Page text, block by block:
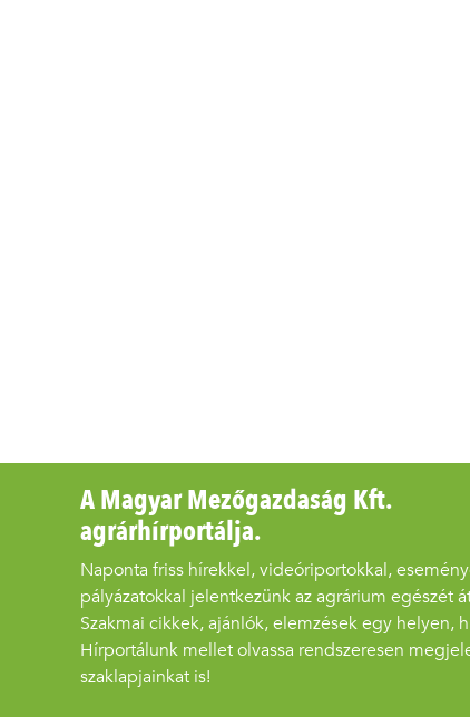
A Magyar Mezőgazdaság Kft.
agrárhírportálja.
Naponta friss hírekkel, videóriportokkal,
pályázatokkal jelentkezünk az agrárium egészét
Szakmai cikkek, ajánlók, elemzések egy helyen,
Hírportálunk mellet olvassa rendszeresen
szaklapjainkat is!